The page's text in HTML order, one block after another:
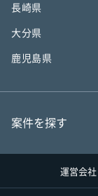
長崎県
大分県
鹿児島県
案件を探す
運営会社